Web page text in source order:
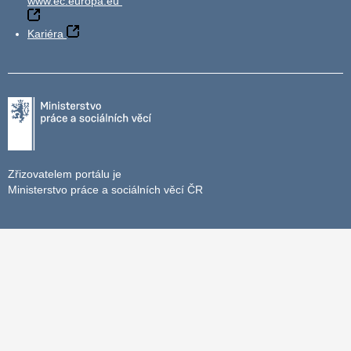
Kariéra
Zřizovatelem portálu je
Ministerstvo práce a sociálních věcí ČR